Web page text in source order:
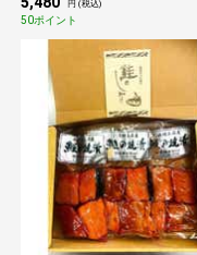
円 (税込)
50ポイント